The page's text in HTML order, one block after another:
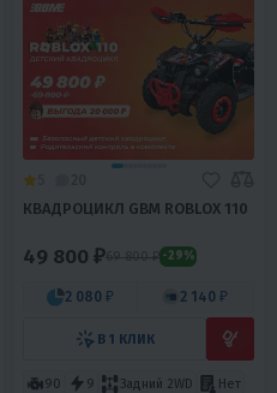
КВАДРОЦИКЛ GBM ROBLOX 110
49 800 ₽69 800 ₽ -29%
2 080 ₽ 2 140 ₽
В 1 КЛИК
90 9 Задний 2WD
Нет